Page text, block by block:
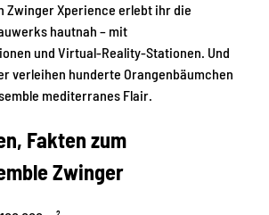
Zwinger Xperience erlebt ihr die
hautnah – mit
und Virtual-Reality-Stationen. Und
verleihen hunderte Orangenbäumchen
mediterranes Flair.
Fakten zum
Zwinger